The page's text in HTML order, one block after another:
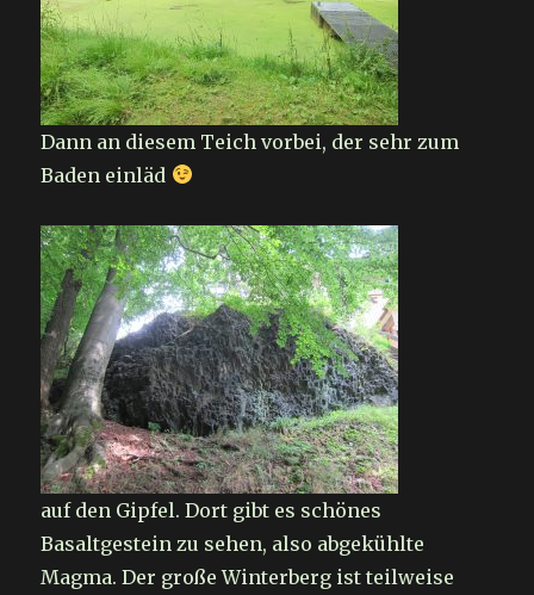
Dann an diesem Teich vorbei, der sehr zum
Baden einläd
auf den Gipfel. Dort gibt es schönes
Basaltgestein zu sehen, also abgekühlte
Magma. Der große Winterberg ist teilweise